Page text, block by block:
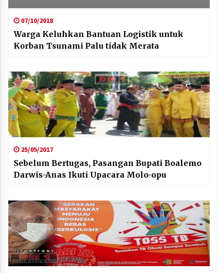
07/10/2018
Warga Keluhkan Bantuan Logistik untuk
Korban Tsunami Palu tidak Merata
25/05/2017
Sebelum Bertugas, Pasangan Bupati Boalemo
Darwis-Anas Ikuti Upacara Molo-opu